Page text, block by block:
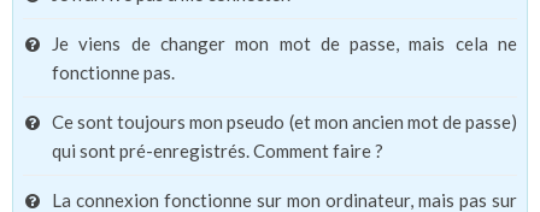
Je viens de changer mon mot de passe, mais cela ne
fonctionne pas.
Ce sont toujours mon pseudo (et mon ancien mot de passe)
qui sont pré-enregistrés. Comment faire ?
La connexion fonctionne sur mon ordinateur, mais pas sur